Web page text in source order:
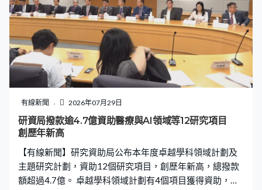
有線新聞 2026年07月29日
研資局撥款逾4.7億資助醫療與AI領域等12研究項目
創歷年新高
【有線新聞】研究資助局公布本年度卓越學科領域計劃及
主題研究計劃，資助12個研究項目，創歷年新高，總撥款
額超過4.7億。 卓越學科領域計劃有4個項目獲得資助，涵